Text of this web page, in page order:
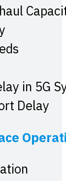
in 5G
Delay